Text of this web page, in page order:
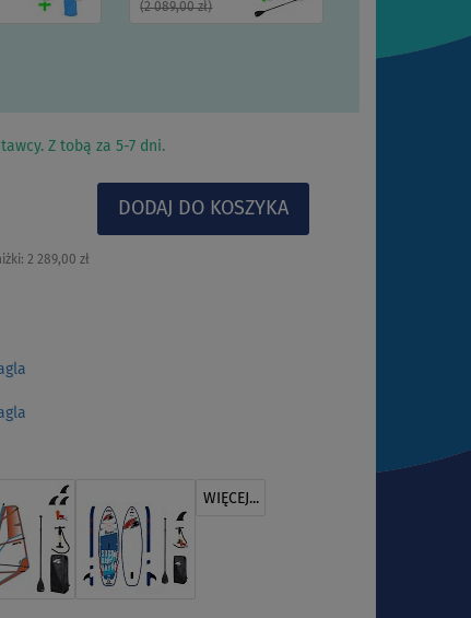
(2 089,00 zł)
Z tobą za 5-7 dni.
2 289,00 zł
WIĘCEJ...